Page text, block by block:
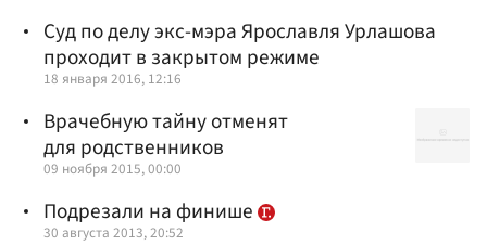
Суд по делу экс-мэра Ярославля Урлашова
проходит в закрытом режиме
18 января 2016, 12:16
Врачебную тайну отменят
для родственников
09 ноября 2015, 00:00
Подрезали на финише
30 августа 2013, 20:52